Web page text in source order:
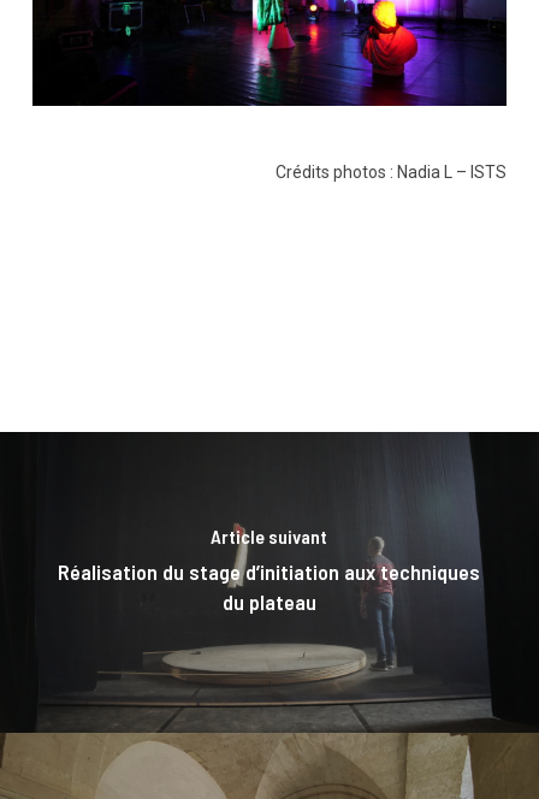
Crédits photos : Nadia L – ISTS
Article suivant
Réalisation du stage d’initiation aux techniques
du plateau